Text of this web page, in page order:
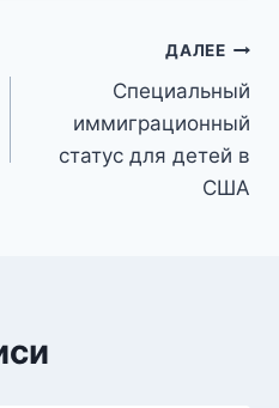
ДАЛЕЕ
Специальный
иммиграционный
статус для детей в
США